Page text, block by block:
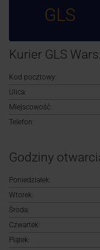
GLS
Kurier GLS
Kod pocztowy:
Ulica:
Miejscowość:
Telefon:
Godziny
Poniedziałek:
Wtorek:
Środa:
Czwartek:
Piątek: